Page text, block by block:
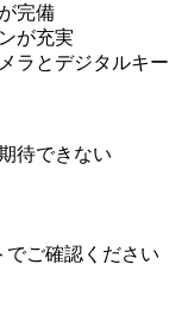
完備
が充実
ラとデジタルキー
待できない
ご確認ください